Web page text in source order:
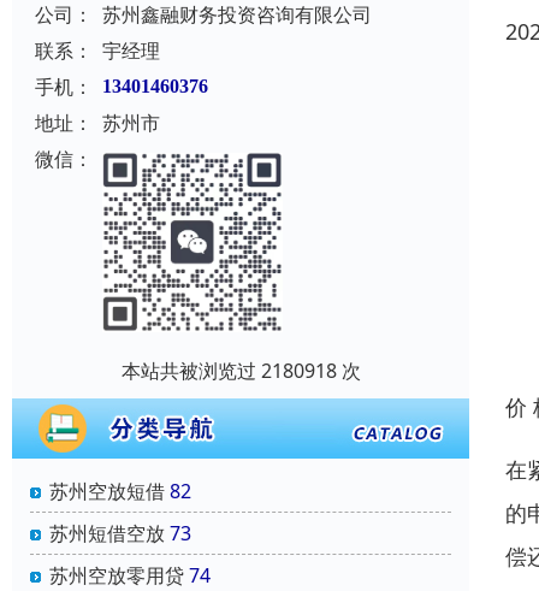
公司：
苏州鑫融财务投资咨询有限公司
联系：
宇经理
手机：
13401460376
地址：
苏州市
微信：
本站共被浏览过 2180918 次
苏州空放短借82
苏州短借空放73
苏州空放零用贷74
价
在
的
偿